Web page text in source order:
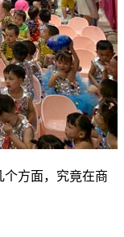
方面，究竟在商